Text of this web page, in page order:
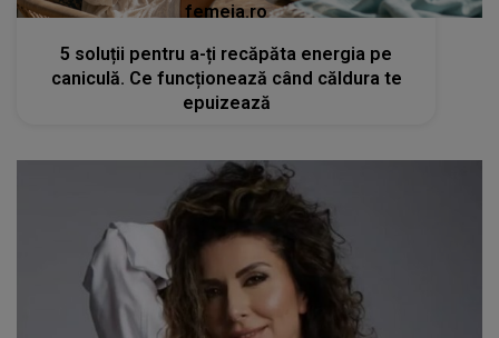
femeia.ro
5 soluții pentru a-ți recăpăta energia pe
caniculă. Ce funcționează când căldura te
epuizează